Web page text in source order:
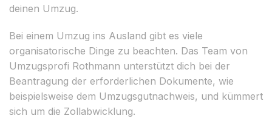
deinen Umzug.
Bei einem Umzug ins Ausland gibt es viele
organisatorische Dinge zu beachten. Das Team von
Umzugsprofi Rothmann unterstützt dich bei der
Beantragung der erforderlichen Dokumente, wie
beispielsweise dem Umzugsgutnachweis, und kümmert
sich um die Zollabwicklung.